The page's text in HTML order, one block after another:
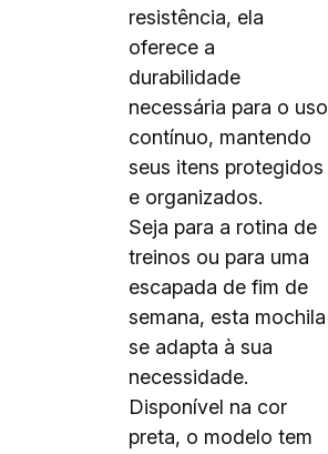
resistência, ela
oferece a
durabilidade
necessária para o uso
contínuo, mantendo
seus itens protegidos
e organizados.
Seja para a rotina de
treinos ou para uma
escapada de fim de
semana, esta mochila
se adapta à sua
necessidade.
Disponível na cor
preta, o modelo tem